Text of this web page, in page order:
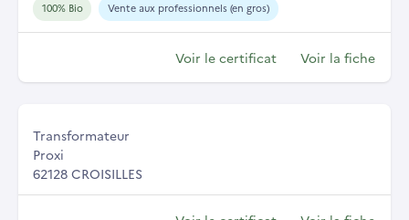
100% Bio Vente aux professionnels (en gros)
Voir le certificat Voir la fiche
Transformateur
Proxi
62128 CROISILLES